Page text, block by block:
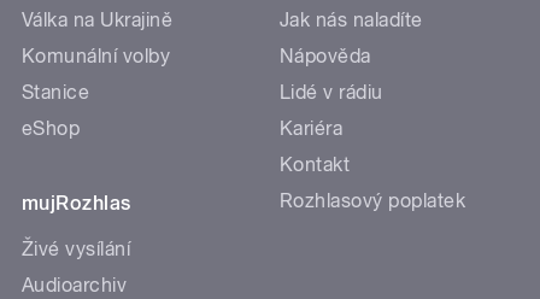
Válka na Ukrajině
Komunální volby
Stanice
eShop
mujRozhlas
Živé vysílání
Audioarchiv
Jak nás naladíte
Nápověda
Lidé v rádiu
Kariéra
Kontakt
Rozhlasový poplatek